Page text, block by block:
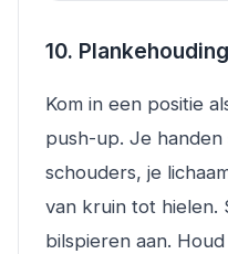
10.
Kom in een positie
push-up. Je
schouders, je
van kruin tot hielen.
bilspieren aan.